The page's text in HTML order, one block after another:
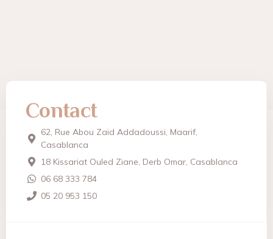
Contact
62, Rue Abou Zaid Addadoussi, Maarif,
Casablanca
18 Kissariat Ouled Ziane, Derb Omar, Casablanca
06 68 333 784
05 20 953 150